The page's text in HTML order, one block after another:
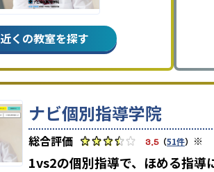
近くの教室を探す
ナビ個別指導学院
3.5（51件） ※
1vs2の個別指導で、ほめる指導